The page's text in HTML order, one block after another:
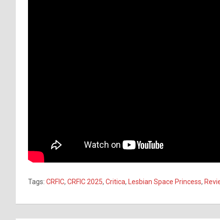
Tags: CRFIC, CRFIC 2025, Critica, Lesbian Space Princess,